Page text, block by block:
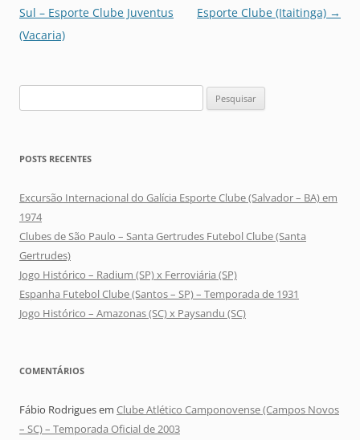
de
posts
Sul – Esporte Clube Juventus
(Vacaria)
Esporte Clube (Itaitinga) →
por:
POSTS RECENTES
Excursão Internacional do Galícia Esporte Clube (Salvador – BA) em
1974
Clubes de São Paulo – Santa Gertrudes Futebol Clube (Santa
Gertrudes)
Jogo Histórico – Radium (SP) x Ferroviária (SP)
Espanha Futebol Clube (Santos – SP) – Temporada de 1931
Jogo Histórico – Amazonas (SC) x Paysandu (SC)
COMENTÁRIOS
Fábio Rodriguesem Clube Atlético Camponovense (Campos Novos
– SC) – Temporada Oficial de 2003